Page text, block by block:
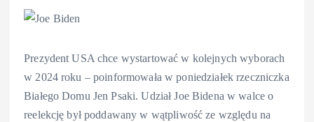
Prezydent USA chce wystartować w kolejnych wyborach
w 2024 roku – poinformowała w poniedziałek rzeczniczka
Białego Domu Jen Psaki. Udział Joe Bidena w walce o
reelekcję był poddawany w wątpliwość ze względu na